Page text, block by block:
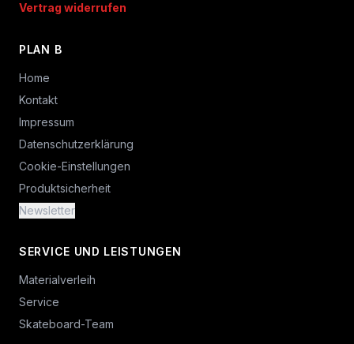
Vertrag widerrufen
PLAN B
Home
Kontakt
Impressum
Datenschutzerklärung
Cookie-Einstellungen
Produktsicherheit
Newsletter
SERVICE UND LEISTUNGEN
Materialverleih
Service
Skateboard-Team